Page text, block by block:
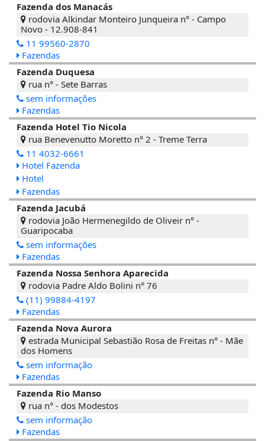
Fazenda dos Manacás
rodovia Alkindar Monteiro Junqueira n° - Campo
Novo - 12.908-841
11 99560-2870
Fazendas
Fazenda Duquesa
rua n° - Sete Barras
sem informações
Fazendas
Fazenda Hotel Tio Nicola
rua Benevenutto Moretto n° 2 - Treme Terra
11 4032-6661
Hotel Fazenda
Hotel
Fazendas
Fazenda Jacubá
rodovia João Hermenegildo de Oliveir n° -
Guaripocaba
sem informações
Fazendas
Fazenda Nossa Senhora Aparecida
rodovia Padre Aldo Bolini n° 76
(11) 99884-4197
Fazendas
Fazenda Nova Aurora
estrada Municipal Sebastião Rosa de Freitas n° - Mãe
dos Homens
sem informação
Fazendas
Fazenda Rio Manso
rua n° - dos Modestos
sem informação
Fazendas